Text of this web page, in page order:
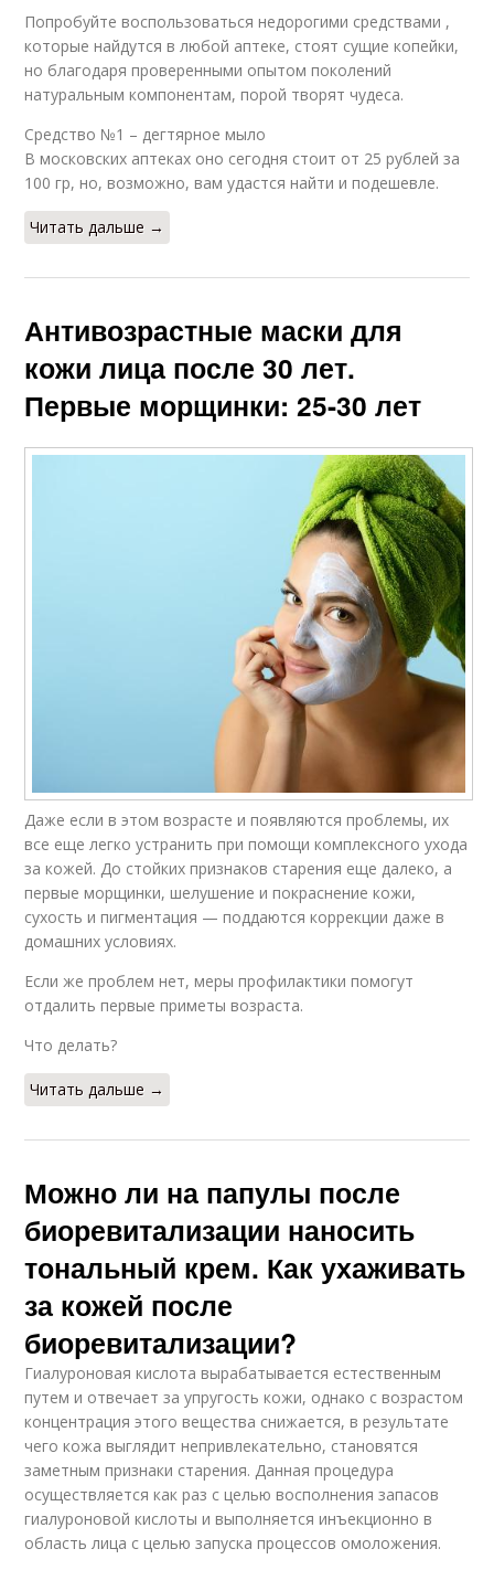
Попробуйте воспользоваться недорогими средствами ,
которые найдутся в любой аптеке, стоят сущие копейки,
но благодаря проверенными опытом поколений
натуральным компонентам, порой творят чудеса.
Средство №1 – дегтярное мыло
В московских аптеках оно сегодня стоит от 25 рублей за
100 гр, но, возможно, вам удастся найти и подешевле.
Читать дальше →
Антивозрастные маски для
кожи лица после 30 лет.
Первые морщинки: 25-30 лет
Даже если в этом возрасте и появляются проблемы, их
все еще легко устранить при помощи комплексного ухода
за кожей. До стойких признаков старения еще далеко, а
первые морщинки, шелушение и покраснение кожи,
сухость и пигментация — поддаются коррекции даже в
домашних условиях.
Если же проблем нет, меры профилактики помогут
отдалить первые приметы возраста.
Что делать?
Читать дальше →
Можно ли на папулы после
биоревитализации наносить
тональный крем. Как ухаживать
за кожей после
биоревитализации?
Гиалуроновая кислота вырабатывается естественным
путем и отвечает за упругость кожи, однако с возрастом
концентрация этого вещества снижается, в результате
чего кожа выглядит непривлекательно, становятся
заметным признаки старения. Данная процедура
осуществляется как раз с целью восполнения запасов
гиалуроновой кислоты и выполняется инъекционно в
область лица с целью запуска процессов омоложения.